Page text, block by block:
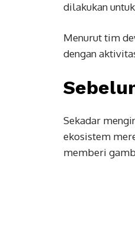
dilakukan
Menurut tim
dengan
Sekadar
ekosistem
memberi